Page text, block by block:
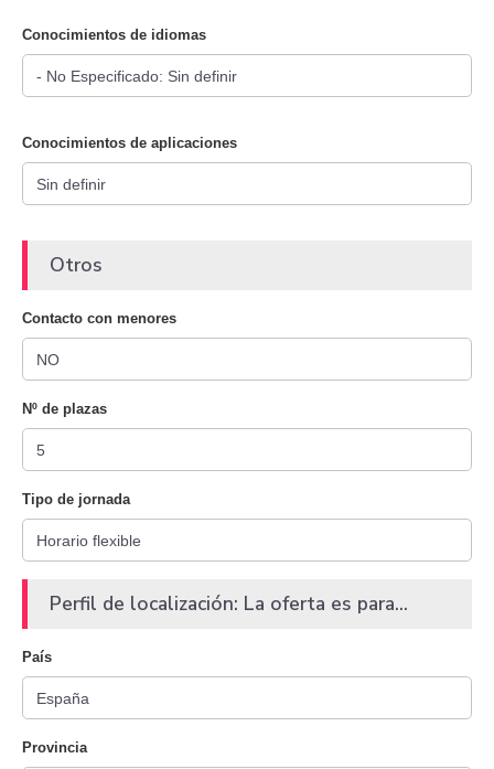
Conocimientos de idiomas
Conocimientos de aplicaciones
Otros
Contacto con menores
Nº de plazas
Tipo de jornada
Perfil de localización: La oferta es para...
País
Provincia